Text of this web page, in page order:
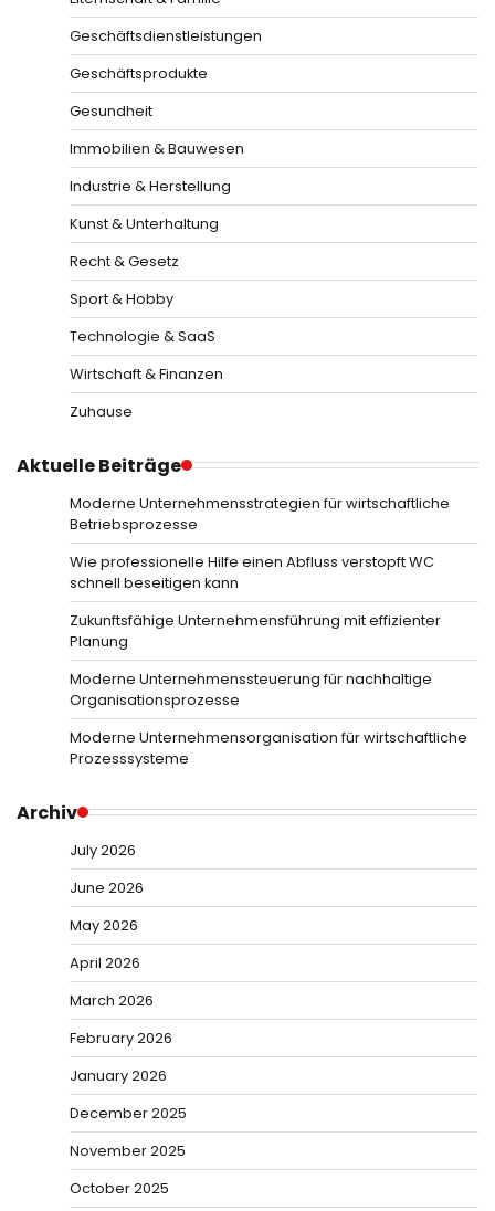
Geschäftsdienstleistungen
Geschäftsprodukte
Gesundheit
Immobilien & Bauwesen
Industrie & Herstellung
Kunst & Unterhaltung
Recht & Gesetz
Sport & Hobby
Technologie & SaaS
Wirtschaft & Finanzen
Zuhause
Aktuelle Beiträge
Moderne Unternehmensstrategien für wirtschaftliche
Betriebsprozesse
Wie professionelle Hilfe einen Abfluss verstopft WC
schnell beseitigen kann
Zukunftsfähige Unternehmensführung mit effizienter
Planung
Moderne Unternehmenssteuerung für nachhaltige
Organisationsprozesse
Moderne Unternehmensorganisation für wirtschaftliche
Prozesssysteme
Archiv
July 2026
June 2026
May 2026
April 2026
March 2026
February 2026
January 2026
December 2025
November 2025
October 2025